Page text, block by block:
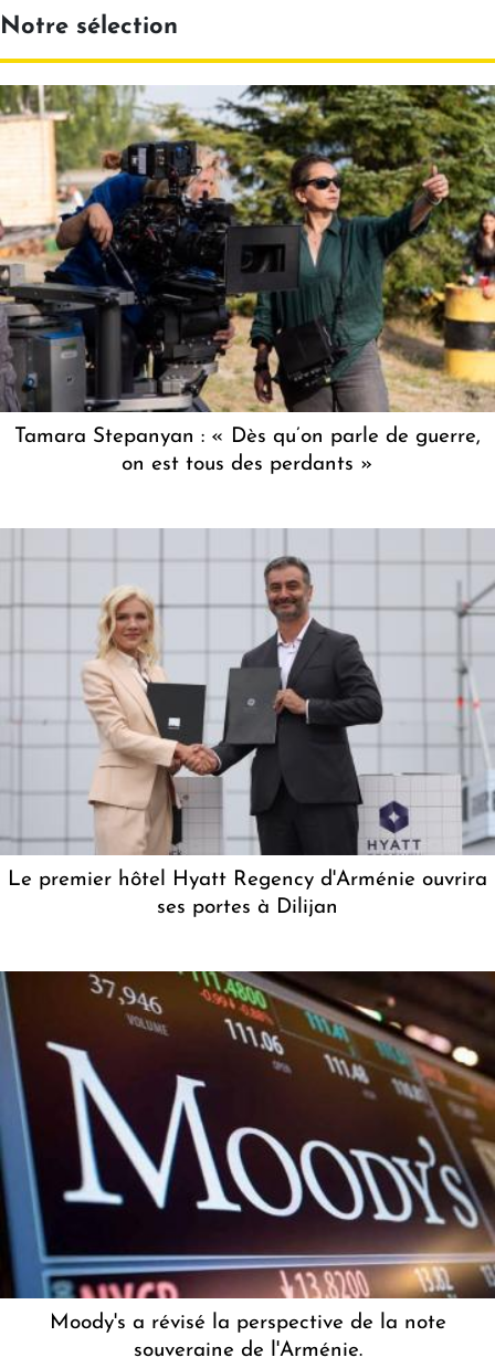
Notre sélection
Tamara Stepanyan : « Dès qu’on parle de guerre,
on est tous des perdants »
Le premier hôtel Hyatt Regency d'Arménie ouvrira
ses portes à Dilijan
Moody's a révisé la perspective de la note
souveraine de l'Arménie.